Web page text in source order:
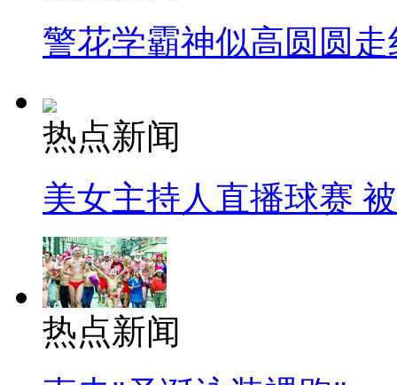
警花学霸神似高圆圆走
热点新闻
美女主持人直播球赛
热点新闻